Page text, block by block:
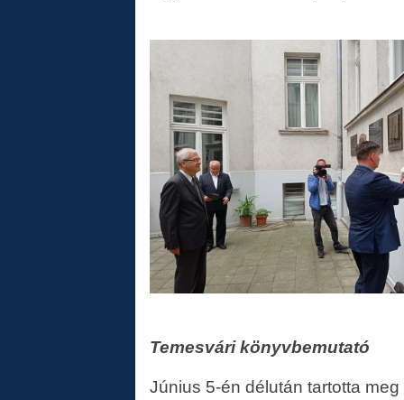
Temesvári könyvbemutató
Június 5-én délután tartotta